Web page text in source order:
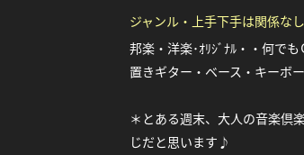
ジャンル・上手下手は関係な
邦楽・洋楽･ｵﾘｼﾞﾅﾙ・・何で
置きギター・ベース・キーボ
＊とある週末、大人の音楽倶
じだと思います♪